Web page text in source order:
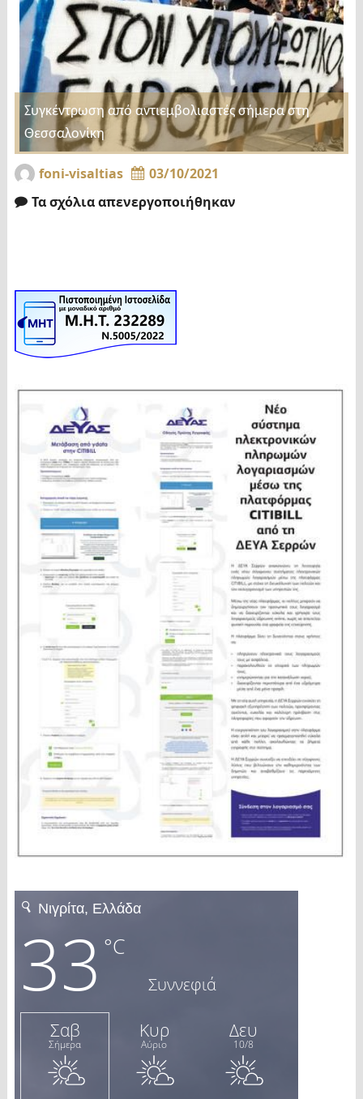
Συγκέντρωση από αντιεμβολιαστές σήμερα στη
Θεσσαλονίκη
foni-visaltias
03/10/2021
Τα σχόλια απενεργοποιήθηκαν